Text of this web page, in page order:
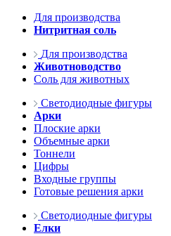
Для производства
Нитритная соль
Для производства
Животноводство
Соль для животных
Светодиодные фигуры
Арки
Плоские арки
Объемные арки
Тоннели
Цифры
Входные группы
Готовые решения арки
Светодиодные фигуры
Елки